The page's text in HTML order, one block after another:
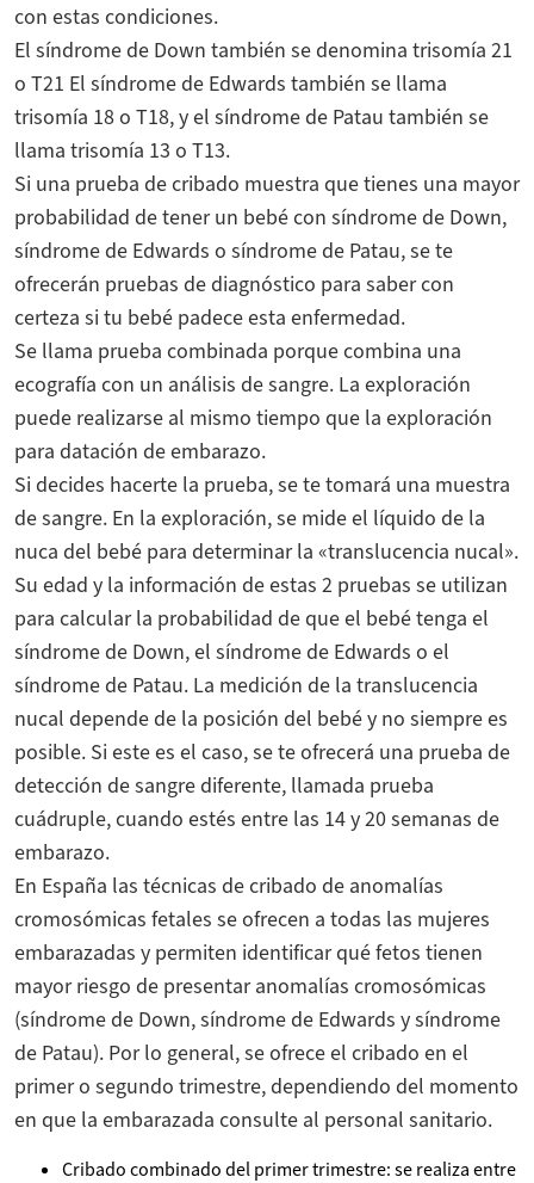
con estas condiciones.
El síndrome de Down también se denomina trisomía 21
o T21 El síndrome de Edwards también se llama
trisomía 18 o T18, y el síndrome de Patau también se
llama trisomía 13 o T13.
Si una prueba de cribado muestra que tienes una mayor
probabilidad de tener un bebé con síndrome de Down,
síndrome de Edwards o síndrome de Patau, se te
ofrecerán pruebas de diagnóstico para saber con
certeza si tu bebé padece esta enfermedad.
Se llama prueba combinada porque combina una
ecografía con un análisis de sangre. La exploración
puede realizarse al mismo tiempo que la exploración
para datación de embarazo.
Si decides hacerte la prueba, se te tomará una muestra
de sangre. En la exploración, se mide el líquido de la
nuca del bebé para determinar la «translucencia nucal».
Su edad y la información de estas 2 pruebas se utilizan
para calcular la probabilidad de que el bebé tenga el
síndrome de Down, el síndrome de Edwards o el
síndrome de Patau. La medición de la translucencia
nucal depende de la posición del bebé y no siempre es
posible. Si este es el caso, se te ofrecerá una prueba de
detección de sangre diferente, llamada prueba
cuádruple, cuando estés entre las 14 y 20 semanas de
embarazo.
En España las técnicas de cribado de anomalías
cromosómicas fetales se ofrecen a todas las mujeres
embarazadas y permiten identificar qué fetos tienen
mayor riesgo de presentar anomalías cromosómicas
(síndrome de Down, síndrome de Edwards y síndrome
de Patau). Por lo general, se ofrece el cribado en el
primer o segundo trimestre, dependiendo del momento
en que la embarazada consulte al personal sanitario.
Cribado combinado del primer trimestre: se realiza entre